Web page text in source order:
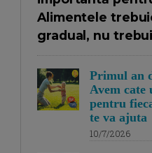
Alimentele
gradual, nu
Primul an
Avem cate
pentru
te va ajuta
10/7/2026